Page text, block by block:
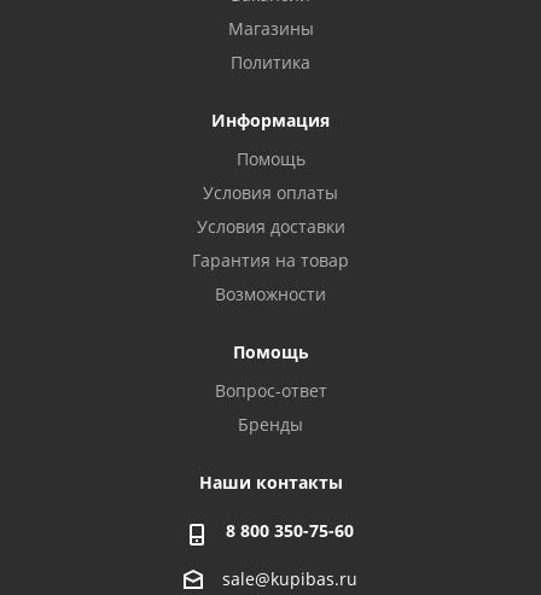
Магазины
Политика
Информация
Помощь
Условия оплаты
Условия доставки
Гарантия на товар
Возможности
Помощь
Вопрос-ответ
Бренды
Наши контакты
8 800 350-75-60
sale@kupibas.ru